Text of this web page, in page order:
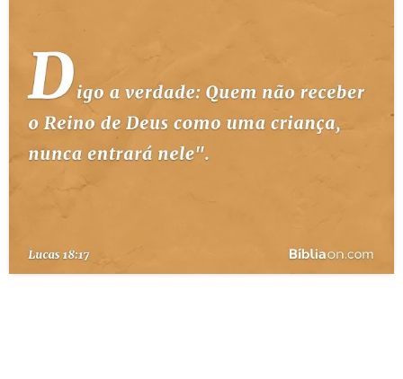
10 MANDAMENTOS
ESTUDOS BÍBLICOS
ESBOÇOS DE PREGAÇÃO
PERGUNTE À BÍBLIA